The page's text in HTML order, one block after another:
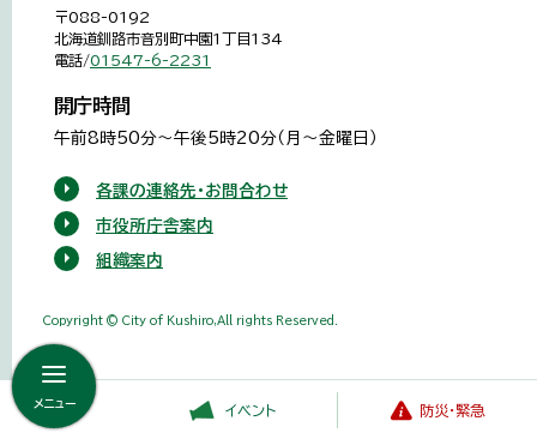
メニュー イベント 防災・緊急
〒088-0192
北海道釧路市音別町中園1丁目134
電話/01547-6-2231
開庁時間
午前8時50分～午後5時20分（月～金曜日）
各課の連絡先・お問合わせ
市役所庁舎案内
組織案内
Copyright © City of Kushiro,All rights Reserved.